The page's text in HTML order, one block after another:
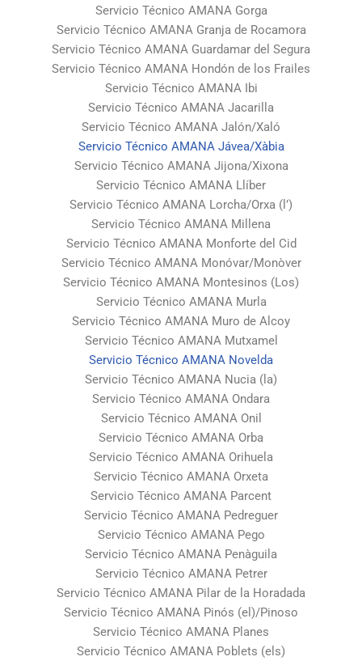
Servicio Técnico AMANA Gorga
Servicio Técnico AMANA Granja de Rocamora
Servicio Técnico AMANA Guardamar del Segura
Servicio Técnico AMANA Hondón de los Frailes
Servicio Técnico AMANA Ibi
Servicio Técnico AMANA Jacarilla
Servicio Técnico AMANA Jalón/Xaló
Servicio Técnico AMANA Jávea/Xàbia
Servicio Técnico AMANA Jijona/Xixona
Servicio Técnico AMANA Llíber
Servicio Técnico AMANA Lorcha/Orxa (l’)
Servicio Técnico AMANA Millena
Servicio Técnico AMANA Monforte del Cid
Servicio Técnico AMANA Monóvar/Monòver
Servicio Técnico AMANA Montesinos (Los)
Servicio Técnico AMANA Murla
Servicio Técnico AMANA Muro de Alcoy
Servicio Técnico AMANA Mutxamel
Servicio Técnico AMANA Novelda
Servicio Técnico AMANA Nucia (la)
Servicio Técnico AMANA Ondara
Servicio Técnico AMANA Onil
Servicio Técnico AMANA Orba
Servicio Técnico AMANA Orihuela
Servicio Técnico AMANA Orxeta
Servicio Técnico AMANA Parcent
Servicio Técnico AMANA Pedreguer
Servicio Técnico AMANA Pego
Servicio Técnico AMANA Penàguila
Servicio Técnico AMANA Petrer
Servicio Técnico AMANA Pilar de la Horadada
Servicio Técnico AMANA Pinós (el)/Pinoso
Servicio Técnico AMANA Planes
Servicio Técnico AMANA Poblets (els)